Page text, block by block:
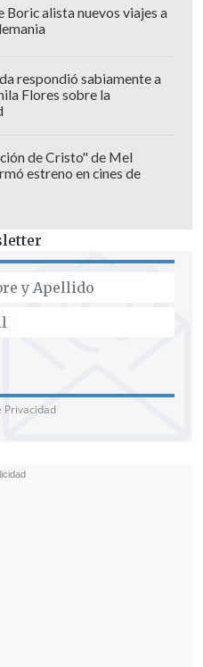
las jornadas, la
venta de pases
los cuales
los$135.300.
Boric alista nuevos viajes a
respondió sabiamente a
Flores sobre la
de Cristo" de Mel
estreno en cines de
Privacidad